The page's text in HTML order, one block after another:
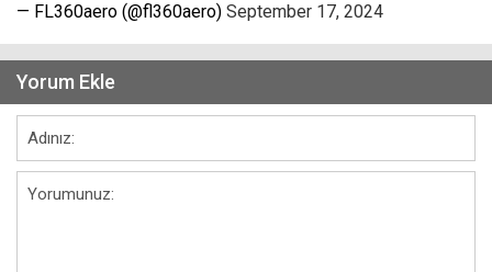
— FL360aero (@fl360aero) September 17, 2024
Yorum Ekle